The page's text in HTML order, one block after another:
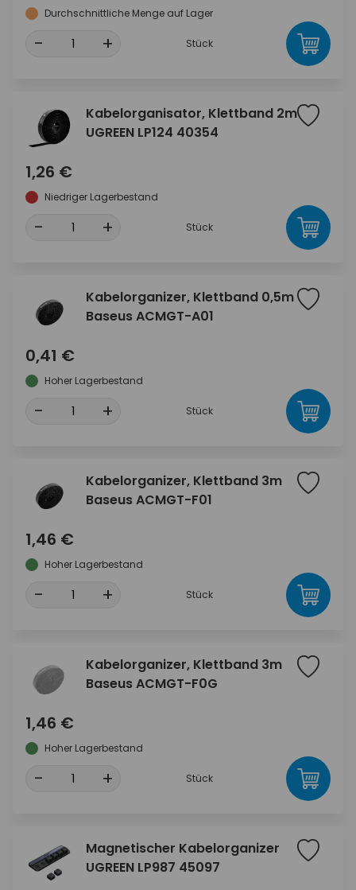
Durchschnittliche Menge auf Lager
- + Stück
Kabelorganisator, Klettband 2m
UGREEN LP124 40354
1,26 €
Niedriger Lagerbestand
- + Stück
Kabelorganizer, Klettband 0,5m
Baseus ACMGT-A01
0,41 €
Hoher Lagerbestand
- + Stück
Kabelorganizer, Klettband 3m
Baseus ACMGT-F01
1,46 €
Hoher Lagerbestand
- + Stück
Kabelorganizer, Klettband 3m
Baseus ACMGT-F0G
1,46 €
Hoher Lagerbestand
- + Stück
Magnetischer Kabelorganizer
UGREEN LP987 45097